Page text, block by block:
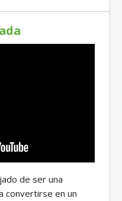
de ser una
convertirse en un